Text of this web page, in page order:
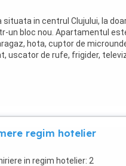
in centrul Clujului, la
un bloc nou. Apartamentul
hota, cuptor de
uscator de rufe, frigider,
regim hotelier
in regim hotelier: 2